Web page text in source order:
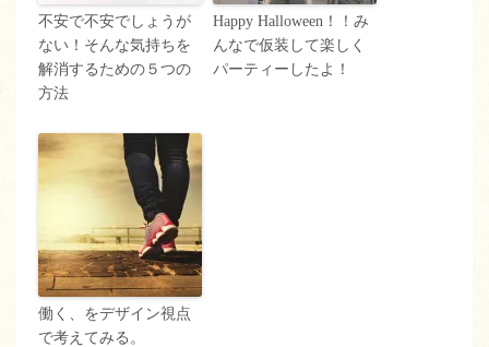
不安で不安でしょうが
ない！そんな気持ちを
解消するための５つの
方法
Happy Halloween！！み
んなで仮装して楽しく
パーティーしたよ！
働く、をデザイン視点
で考えてみる。